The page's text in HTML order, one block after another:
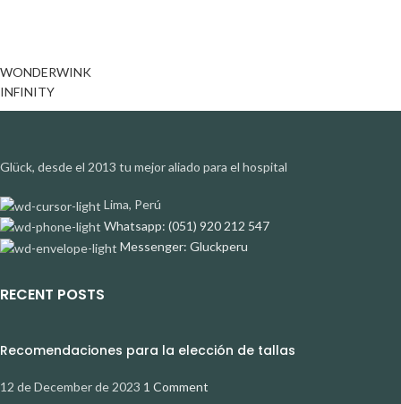
WONDERWINK
INFINITY
Glück, desde el 2013 tu mejor aliado para el hospital
Lima, Perú
Whatsapp: (051) 920 212 547
Messenger: Gluckperu
RECENT POSTS
Recomendaciones para la elección de tallas
12 de December de 2023 1 Comment